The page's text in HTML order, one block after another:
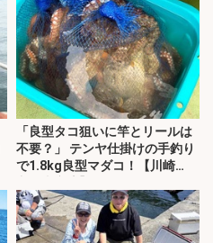
「良型タコ狙いに竿とリールは
不要？」 テンヤ仕掛けの手釣り
で1.8kg良型マダコ！【川崎